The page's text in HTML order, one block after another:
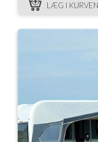
LÆG I KURVEN